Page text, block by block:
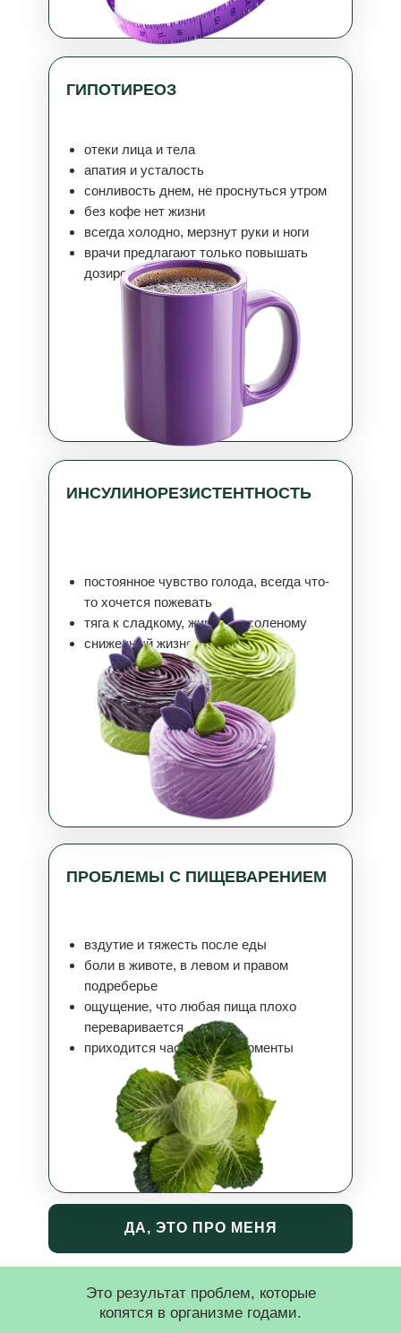
ДА, ЭТО ПРО МЕНЯ
ГИПОТИРЕОЗ
отеки лица и тела
апатия и усталость
сонливость днем, не проснуться утром
без кофе нет жизни
всегда холодно, мерзнут руки и ноги
врачи предлагают только повышать
дозировку гормонов
ПРОБЛЕМЫ С ПИЩЕВАРЕНИЕМ
ИНСУЛИНОРЕЗИСТЕНТНОСТЬ
постоянное чувство голода, всегда что-
то хочется пожевать
тяга к сладкому, жирному, соленому
сниженный жизненный тонус
вздутие и тяжесть после еды
боли в животе, в левом и правом
подреберье
ощущение, что любая пища плохо
переваривается
приходится часто пить ферменты
Это результат проблем, которые
копятся в организме годами.